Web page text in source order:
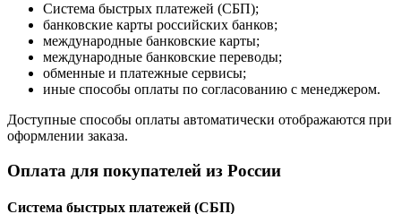
Система быстрых платежей (СБП);
банковские карты российских банков;
международные банковские карты;
международные банковские переводы;
обменные и платежные сервисы;
иные способы оплаты по согласованию с менеджером.
Доступные способы оплаты автоматически отображаются при
оформлении заказа.
Оплата для покупателей из России
Система быстрых платежей (СБП)